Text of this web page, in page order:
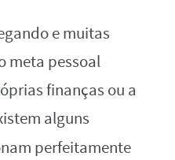
e muitas
meta pessoal
finanças ou a
alguns
perfeitamente